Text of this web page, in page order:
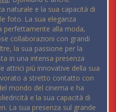
naturale e la sua capacità di
foto. La sua eleganza
perfettamente alla moda,
collaborazioni con grandi
la sua passione per la
in una intensa presenza
attrici più innovative della sua
a stretto contatto con
mondo del cinema e ha
e la sua capacità di
La sua presenza sul grande